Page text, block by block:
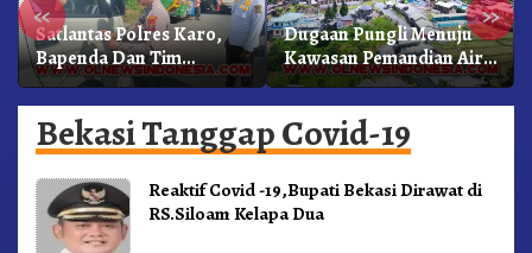
« »
Satlantas Polres Karo,
Bapenda Dan Tim
Lainnya Gelar Oprasi
Sadar Pajak Kenderaan
Dugaan Pungli Menuju
Kawasan Pemandian Air
Panas Semangat Gunung
– Doulu Foto Dan
Videokan!
Bekasi Tanggap Covid-19
Reaktif Covid -19,Bupati Bekasi Dirawat di
RS.Siloam Kelapa Dua